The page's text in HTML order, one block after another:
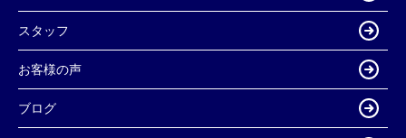
スタッフ
お客様の声
ブログ